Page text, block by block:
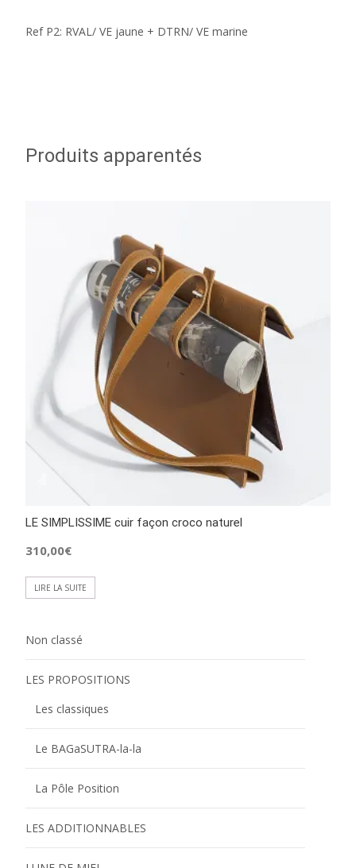
Ref P2: RVAL/ VE jaune + DTRN/ VE marine
Produits apparentés
LE SIMPLISSIME cuir façon croco naturel
310,00€
LIRE LA SUITE
Non classé
LES PROPOSITIONS
Les classiques
Le BAGaSUTRA-la-la
La Pôle Position
LES ADDITIONNABLES